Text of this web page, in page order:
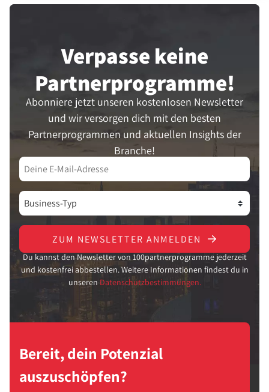
Verpasse keine
Partner­programme!
Abonniere jetzt unseren kostenlosen Newsletter
und wir versorgen dich mit den besten
Partnerprogrammen und aktuellen Insights der
Branche!
ZUM NEWSLETTER ANMELDEN
Du kannst den Newsletter von 100partnerprogramme jederzeit
und kostenfrei abbestellen. Weitere Informationen findest du in
unseren Datenschutzbestimmungen.
Bereit, dein Potenzial
auszuschöpfen?